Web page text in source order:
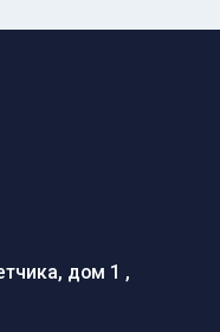
дом 1 ,